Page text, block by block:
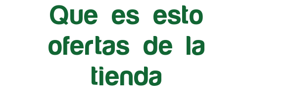
Que es esto
ofertas de la
tienda